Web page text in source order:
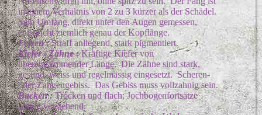
in einem Verhältnis von 2 zu 3 kürzer als der Schädel.
Sein Umfang, direkt unter den Augen gemessen,
entspricht ziemlich genau der Kopflänge.
Lefzen :Straff anliegend, stark pigmentiert.
Kiefer / Zähne :Kräftige Kiefer von
übereinstimmender Länge. Die Zähne sind stark,
gesund, weiss und regelmässig eingesetzt. Scheren-
oder Zangengebiss. Das Gebiss muss vollzahnig sein.
Backen :Trocken und flach; Jochbogenfortsätze
wenig vorstehend.